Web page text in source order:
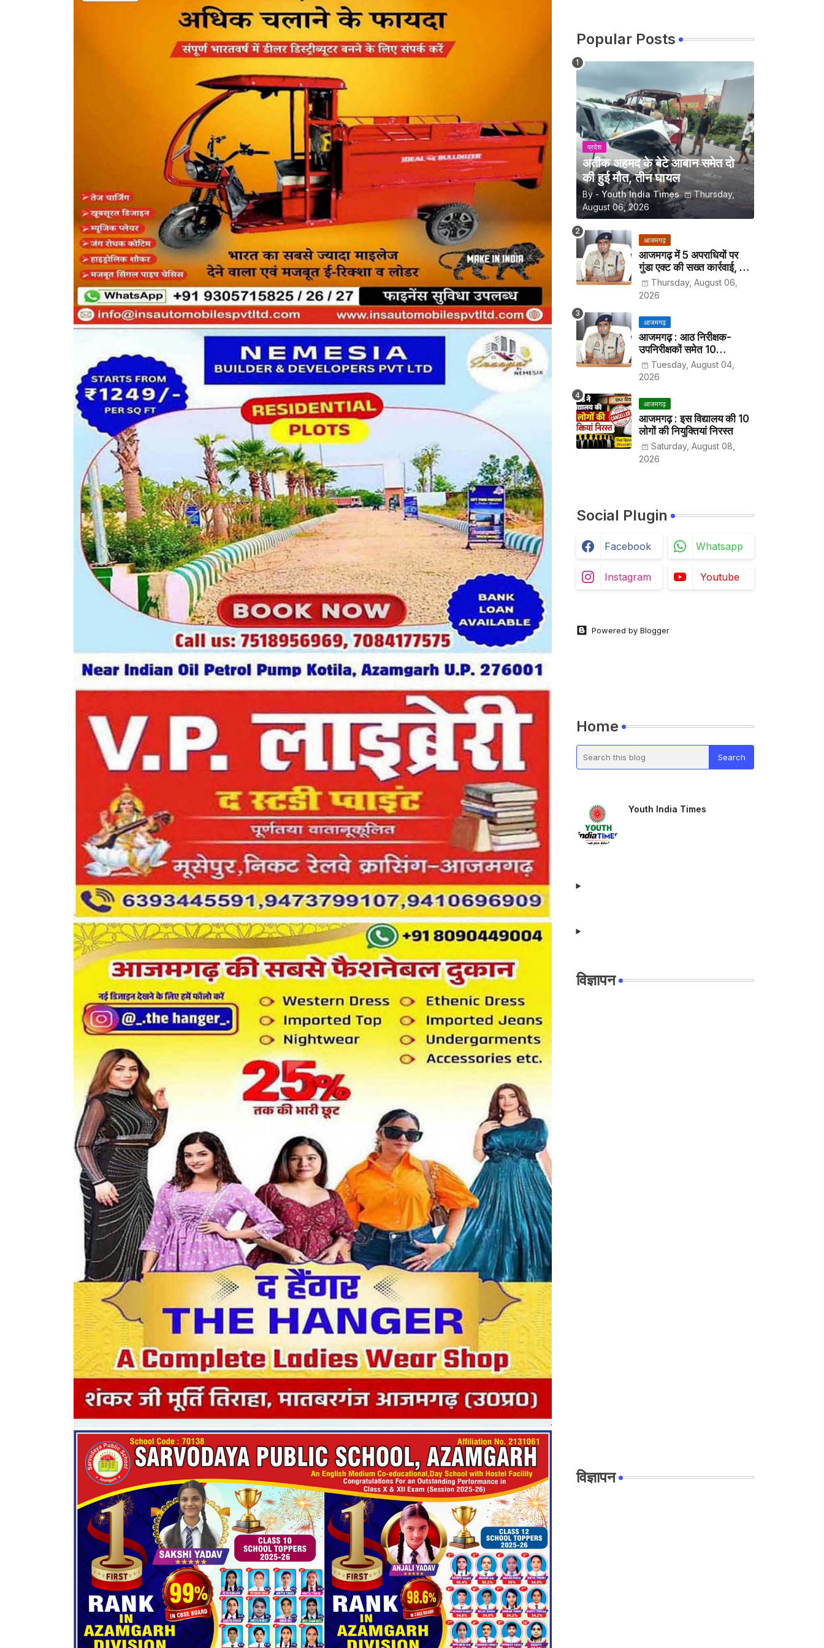
Popular Posts
प्रदेश
अतीक अहमद के बेटे आबान समेत दो
की हुई मौत, तीन घायल
By - Youth India Times
Thursday,
August 06, 2026
आजमगढ़
आजमगढ़ में 5 अपराधियों पर
गुंडा एक्ट की सख्त कार्रवाई, अब
हर पखवाड़े थाने में लगानी होगी
हाजिरी
Thursday, August 06,
2026
आजमगढ़
आजमगढ़ : आठ निरीक्षक-
उपनिरीक्षकों समेत 10
अधिकारियों के तबादले
Tuesday, August 04,
2026
आजमगढ़
आजमगढ़ : इस विद्यालय की 10
लोगों की नियुक्तियां निरस्त
Saturday, August 08,
2026
Social Plugin
Facebook Whatsapp
Instagram Youtube
Powered by Blogger
Home
Youth India Times
विज्ञापन
विज्ञापन